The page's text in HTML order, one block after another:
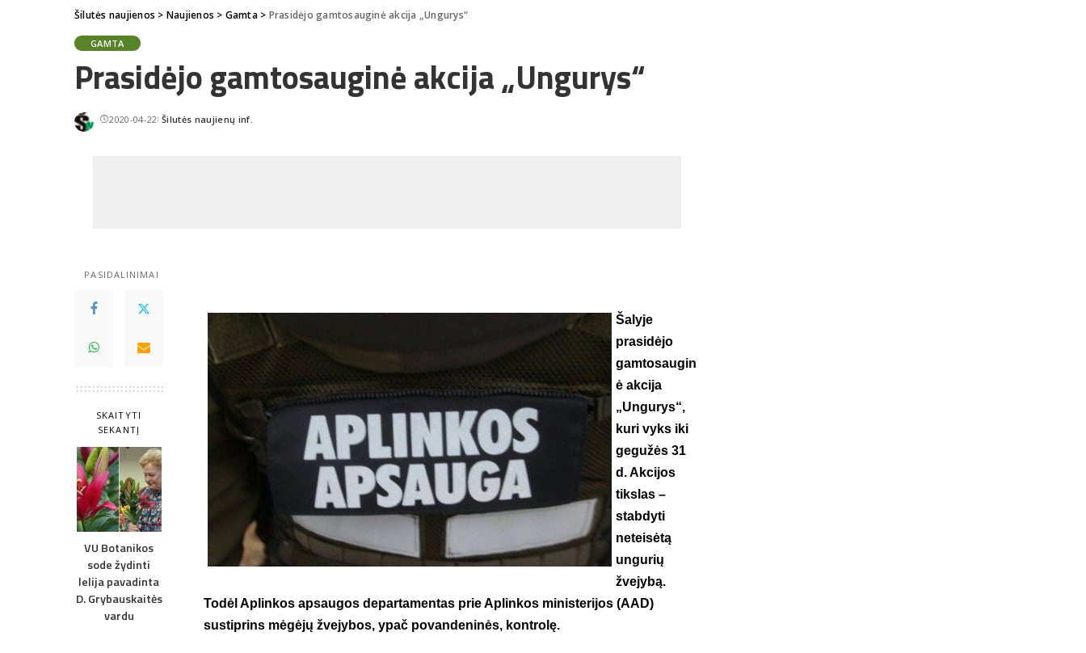
Šilutės naujienos > Naujienos > Gamta> Prasidėjo gamtosauginė akcija „Ungurys“
GAMTA
Prasidėjo gamtosauginė akcija „Ungurys“
2020-04-22Posted
Šilutės naujienų inf.
PASIDALINIMAI
SKAITYTI
SEKANTĮ
VU Botanikos
sode žydinti
lelija pavadinta
D. Grybauskaitės
vardu
Šalyje
prasidėjo
gamtosaugin
ė akcija
„Ungurys“,
kuri vyks iki
gegužės 31
d. Akcijos
tikslas –
stabdyti
neteisėtą
ungurių
žvejybą.
Todėl Aplinkos apsaugos departamentas prie Aplinkos ministerijos (AAD)
sustiprins mėgėjų žvejybos, ypač povandeninės, kontrolę.